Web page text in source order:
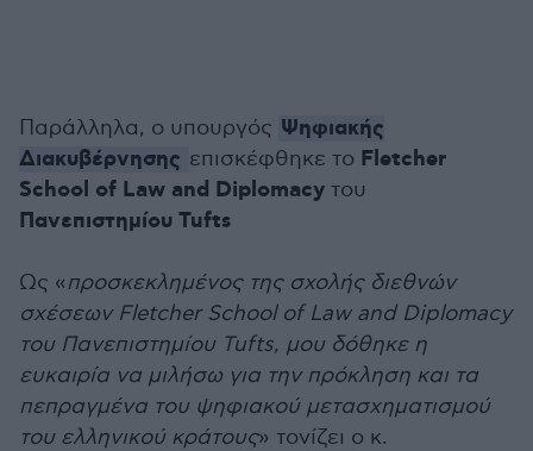
Παράλληλα, ο υπουργός Ψηφιακής
Διακυβέρνησης επισκέφθηκε το Fletcher
School of Law and Diplomacy του
Πανεπιστημίου Tufts
Ως «προσκεκλημένος της σχολής διεθνών
σχέσεων Fletcher School of Law and Diplomacy
του Πανεπιστημίου Tufts, μου δόθηκε η
ευκαιρία να μιλήσω για την πρόκληση και τα
πεπραγμένα του ψηφιακού μετασχηματισμού
του ελληνικού κράτους» τονίζει ο κ.